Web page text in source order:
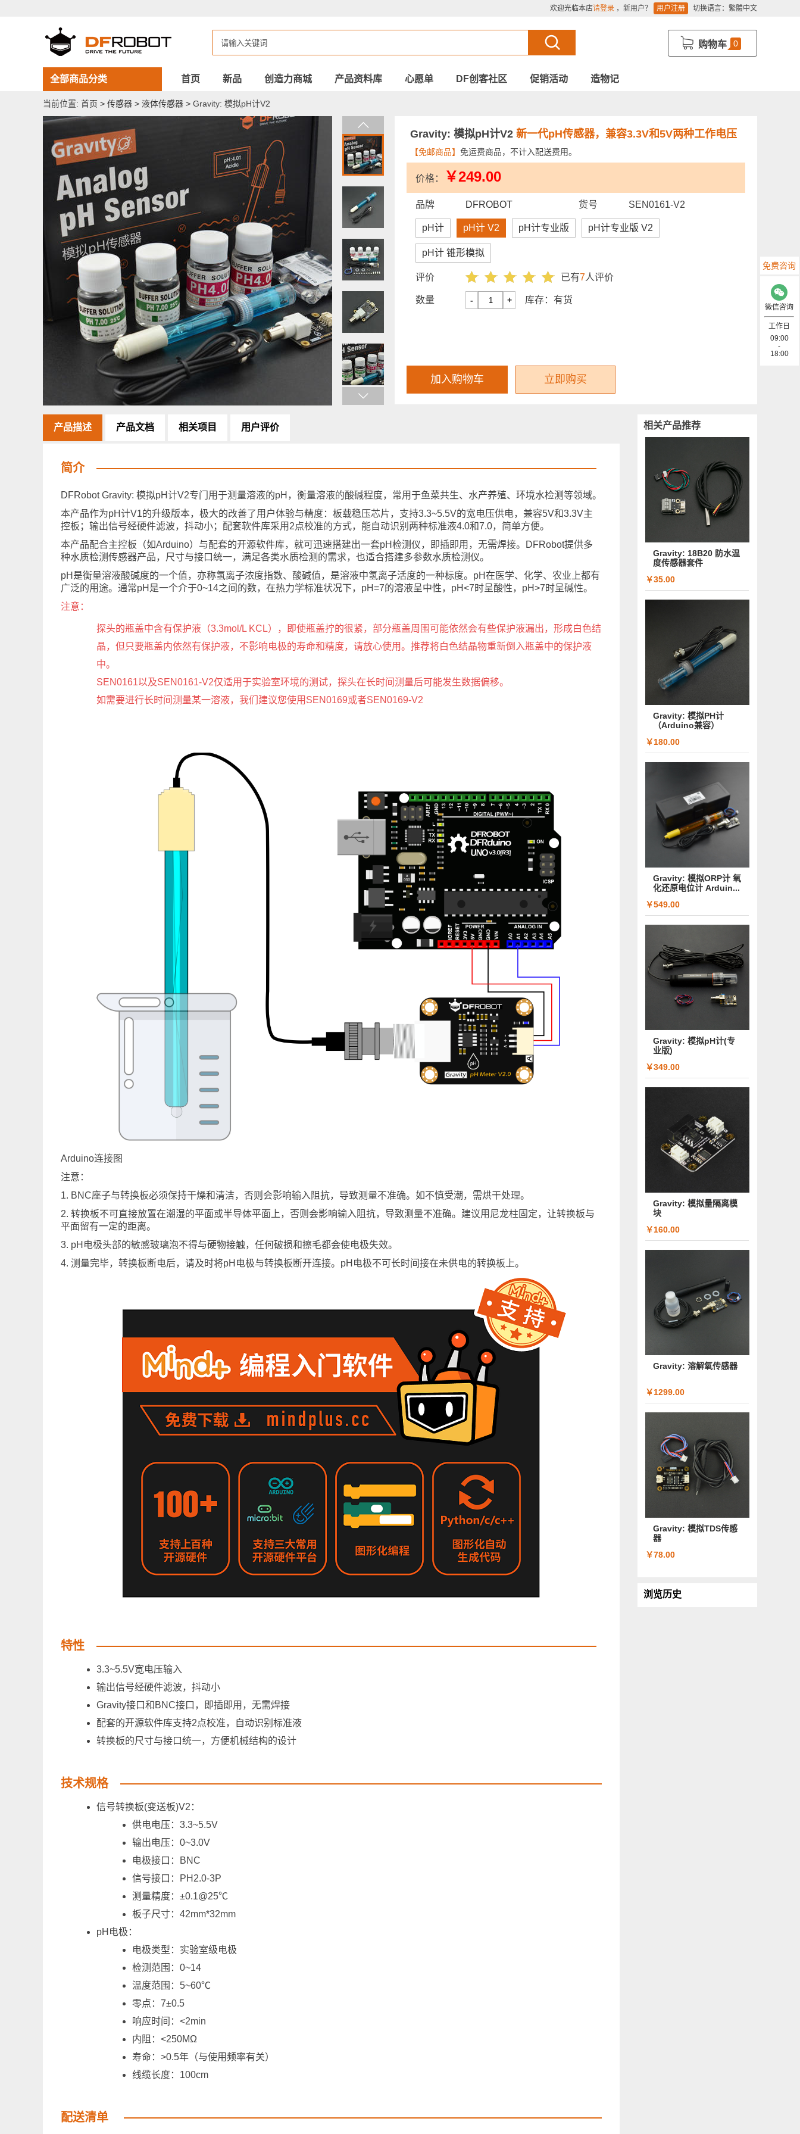
欢迎光临本店请登录 ，新用户？ 用户注册 切换语言： 繁體中文
购物车 0
全部商品分类 首页 新品 创造力商城 产品资料库 心愿单 DF创客社区 促销活动 造物记
当前位置: 首页 > 传感器 > 液体传感器 > Gravity: 模拟pH计V2
Gravity: 模拟pH计V2 新一代pH传感器，兼容3.3V和5V两种工作电压
【免邮商品】 免运费商品，不计入配送费用。
价格： ￥249.00
品牌 DFROBOT 货号 SEN0161-V2
pH计 pH计 V2 pH计专业版 pH计专业版 V2
pH计 锥形模拟
评价 已有7人评价
数量 - + 库存： 有货
加入购物车 立即购买
产品描述 产品文档 相关项目 用户评价
简介
DFRobot Gravity: 模拟pH计V2专门用于测量溶液的pH，衡量溶液的酸碱程度，常用于鱼菜共生、水产养殖、环境水检测等领域。
本产品作为pH计V1的升级版本，极大的改善了用户体验与精度：板载稳压芯片，支持3.3~5.5V的宽电压供电，兼容5V和3.3V主
控板；输出信号经硬件滤波，抖动小；配套软件库采用2点校准的方式，能自动识别两种标准液4.0和7.0，简单方便。
本产品配合主控板（如Arduino）与配套的开源软件库，就可迅速搭建出一套pH检测仪，即插即用，无需焊接。DFRobot提供多
种水质检测传感器产品，尺寸与接口统一，满足各类水质检测的需求，也适合搭建多参数水质检测仪。
pH是衡量溶液酸碱度的一个值，亦称氢离子浓度指数、酸碱值，是溶液中氢离子活度的一种标度。pH在医学、化学、农业上都有
广泛的用途。通常pH是一个介于0~14之间的数，在热力学标准状况下，pH=7的溶液呈中性，pH<7时呈酸性，pH>7时呈碱性。
注意：
探头的瓶盖中含有保护液（3.3mol/L KCL），即使瓶盖拧的很紧，部分瓶盖周围可能依然会有些保护液漏出，形成白色结
晶，但只要瓶盖内依然有保护液，不影响电极的寿命和精度，请放心使用。推荐将白色结晶物重新倒入瓶盖中的保护液
中。
SEN0161以及SEN0161-V2仅适用于实验室环境的测试，探头在长时间测量后可能发生数据偏移。
如需要进行长时间测量某一溶液，我们建议您使用 SEN0169或者SEN0169-V2
Arduino连接图
注意：
1. BNC座子与转换板必须保持干燥和清洁，否则会影响输入阻抗，导致测量不准确。如不慎受潮，需烘干处理。
2. 转换板不可直接放置在潮湿的平面或半导体平面上，否则会影响输入阻抗，导致测量不准确。建议用尼龙柱固定，让转换板与
平面留有一定的距离。
3. pH电极头部的敏感玻璃泡不得与硬物接触，任何破损和擦毛都会使电极失效。
4. 测量完毕，转换板断电后，请及时将pH电极与转换板断开连接。pH电极不可长时间接在未供电的转换板上。
特性
3.3~5.5V宽电压输入
输出信号经硬件滤波，抖动小
Gravity接口和BNC接口，即插即用，无需焊接
配套的开源软件库支持2点校准，自动识别标准液
转换板的尺寸与接口统一，方便机械结构的设计
技术规格
信号转换板(变送板)V2：
供电电压：3.3~5.5V
输出电压：0~3.0V
电极接口：BNC
信号接口：PH2.0-3P
测量精度：±0.1@25℃
板子尺寸：42mm*32mm
pH电极：
电极类型：实验室级电极
检测范围：0~14
温度范围：5~60℃
零点：7±0.5
响应时间：<2min
内阻：<250MΩ
寿命：>0.5年（与使用频率有关）
线缆长度：100cm
配送清单
相关产品推荐
Gravity: 18B20 防水温
度传感器套件
￥35.00
Gravity: 模拟PH计
（Arduino兼容）
￥180.00
Gravity: 模拟ORP计 氧
化还原电位计 Arduin...
￥549.00
Gravity: 模拟pH计(专
业版)
￥349.00
Gravity: 模拟量隔离模
块
￥160.00
Gravity: 溶解氧传感器
￥1299.00
Gravity: 模拟TDS传感
器
￥78.00
浏览历史
免费咨询
微信咨询
工作日
09:00
-
18:00